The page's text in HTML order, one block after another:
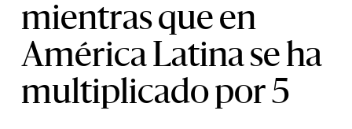
mientras que en
América Latina se ha
multiplicado por 5